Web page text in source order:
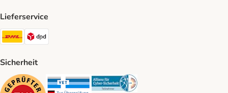
Lieferservice
DHL Shipping Method
Sicherheit
Security Security Security